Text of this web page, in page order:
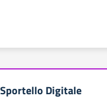
Sportello Digitale